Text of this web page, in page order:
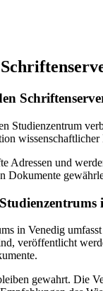
Studienzentrum
Adressen und
in Venedig
veröffentlicht
gewahrt. Die